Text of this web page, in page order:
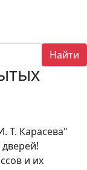
Найти
Т. Карасева"
и их